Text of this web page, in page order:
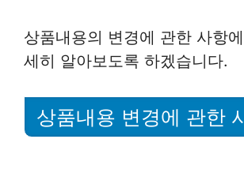
상품내용의 변경에 관한 사항
세히 알아보도록 하겠습니다.
상품내용 변경에 관한